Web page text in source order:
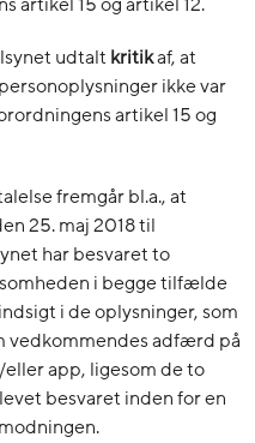
artikel 15 og artikel 12.
udtalt kritikaf, at
ikke var
artikel 15 og
fremgår bl.a., at
25. maj 2018 til
har besvaret to
i begge tilfælde
i de oplysninger, som
vedkommendes adfærd på
app, ligesom de to
besvaret inden for en